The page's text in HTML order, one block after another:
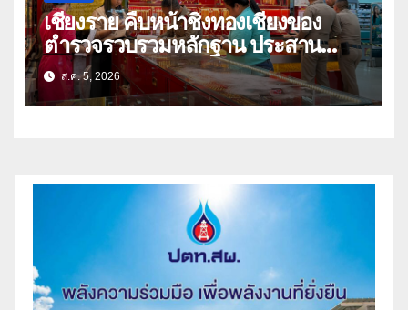
เชียงราย คืบหน้าชิงทองเชียงของ
ตำรวจรวบรวมหลักฐาน ประสาน
สปป.ลาว ติดตามจับกุม
ส.ค. 5, 2026